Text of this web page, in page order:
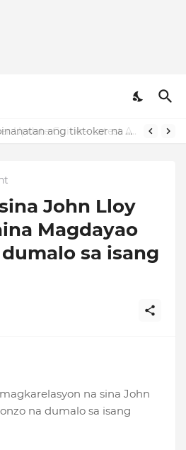
Pokwang mainit na binanatan ang tiktoker na nandidiri sa Sardinas
John Lloy
Magdayao
sa isang
na sina John
na dumalo sa isang